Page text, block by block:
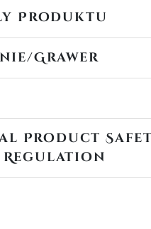
Produktu
Grawer
Product
Regulation